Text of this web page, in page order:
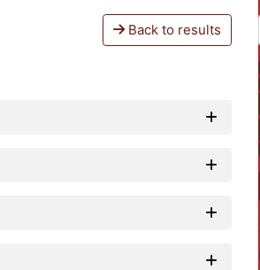
Back to results